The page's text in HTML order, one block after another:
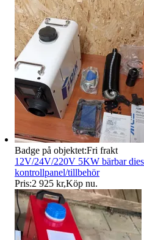
Badge på objektet:Fri frakt
12V/24V/220V 5KW bärbar
kontrollpanel/tillbehör
Pris:2 925 kr,Köp nu.